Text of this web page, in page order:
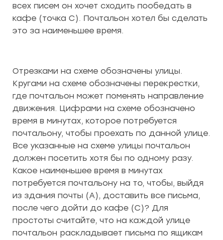
всех писем он хочет сходить пообедать в
кафе (точка C). Почтальон хотел бы сделать
это за наименьшее время.
Отрезками на схеме обозначены улицы.
Кругами на схеме обозначены перекрестки,
где почтальон может поменять направление
движения. Цифрами на схеме обозначено
время в минутах, которое потребуется
почтальону, чтобы проехать по данной улице.
Все указанные на схеме улицы почтальон
должен посетить хотя бы по одному разу.
Какое наименьшее время в минутах
потребуется почтальону на то, чтобы, выйдя
из здания почты (А), доставить все письма,
после чего дойти до кафе (С)? Для
простоты считайте, что на каждой улице
почтальон раскладывает письма по ящикам